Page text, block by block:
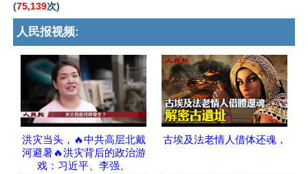
(75,139次)
人民报视频:
洪灾当头，🔥中共高层北戴
河避暑🔥洪灾背后的政治游
戏：习近平、李强、
古埃及法老情人借体还魂，